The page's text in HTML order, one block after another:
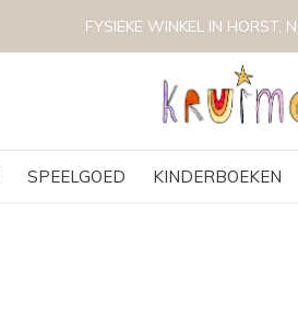
SPEELGOED KINDERBOEKEN
VOLG KRUIMEL VIA